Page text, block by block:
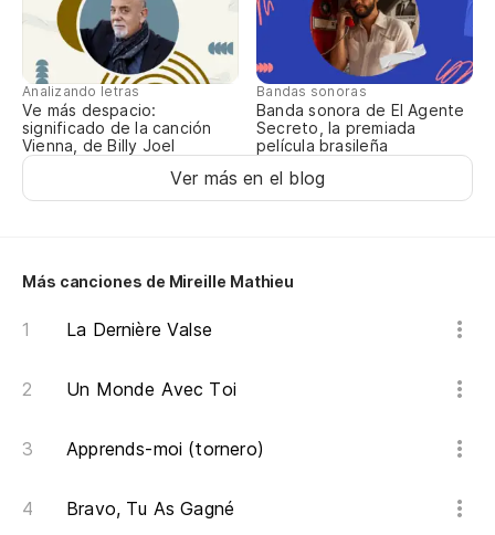
Analizando letras
Ve más despacio:
significado de la canción
Vienna, de Billy Joel
Bandas sonoras
Banda sonora de El Agente
Secreto, la premiada
película brasileña
Ver más en el blog
Más canciones de Mireille Mathieu
La Dernière Valse
Un Monde Avec Toi
Apprends-moi (tornero)
Bravo, Tu As Gagné